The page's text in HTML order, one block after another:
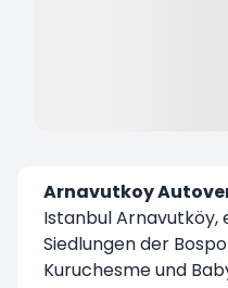
Arnavutkoy
Istanbul Arnavutköy,
Siedlungen der
Kuruchesme und